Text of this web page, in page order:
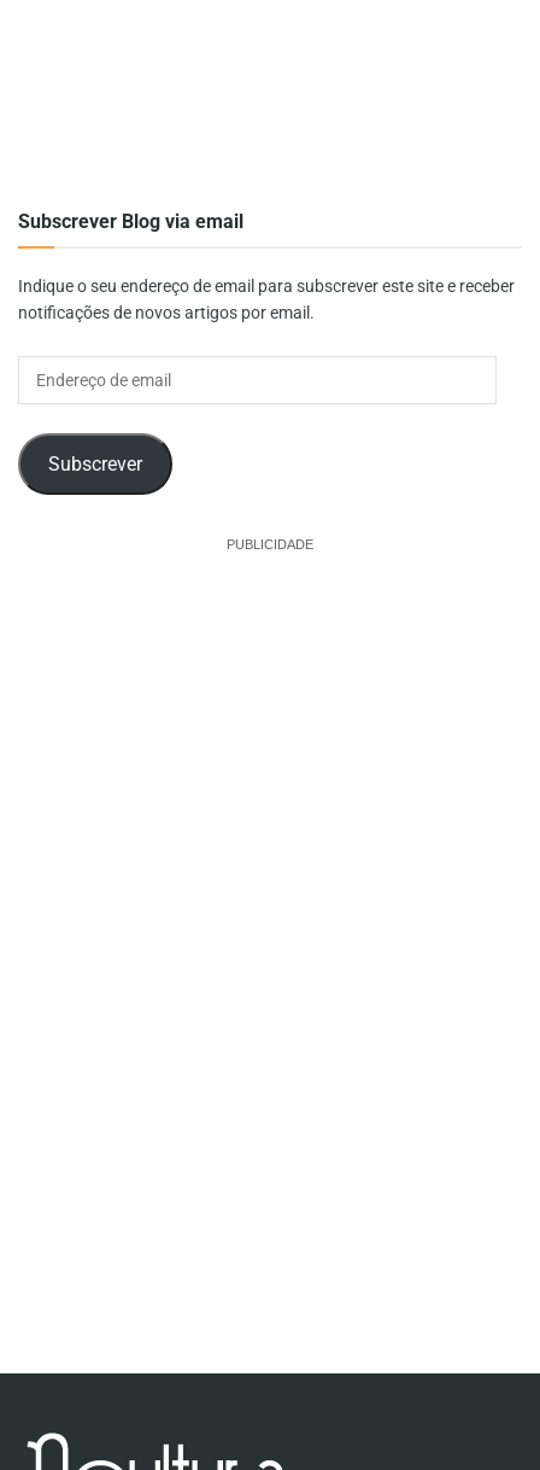
Subscrever Blog via email
Indique o seu endereço de email para subscrever este site e receber
notificações de novos artigos por email.
Subscrever
PUBLICIDADE